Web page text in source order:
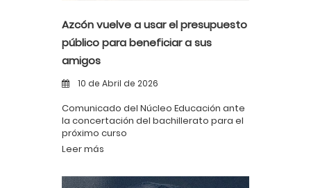
Azcón vuelve a usar el presupuesto
público para beneficiar a sus
amigos
10 de Abril de 2026
Comunicado del Núcleo Educación ante
la concertación del bachillerato para el
próximo curso
Leer más